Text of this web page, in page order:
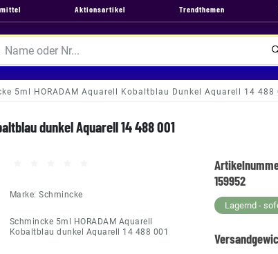
Aktionsartikel Trendthemen
5ml HORADAM Aquarell Kobaltblau Dunkel Aquarell 14 488
dunkel Aquarell 14 488 001
Marke:Schmincke
Schmincke 5ml HORADAM Aquarell
Kobaltblau dunkel Aquarell 14 488 001
159952
Lagernd -